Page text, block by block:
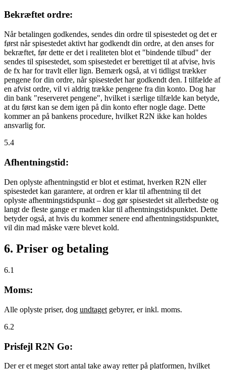
Bekræftet ordre:
Når betalingen godkendes, sendes din ordre til spisestedet og det er
først når spisestedet aktivt har godkendt din ordre, at den anses for
bekræftet, før dette er det i realiteten blot et "bindende tilbud" der
sendes til spisestedet, som spisestedet er berettiget til at afvise, hvis
de fx har for travlt eller lign. Bemærk også, at vi tidligst trækker
pengene for din ordre, når spisestedet har godkendt den. I tilfælde af
en afvist ordre, vil vi aldrig trække pengene fra din konto. Dog har
din bank "reserveret pengene", hvilket i særlige tilfælde kan betyde,
at du først kan se dem igen på din konto efter nogle dage. Dette
kommer an på bankens procedure, hvilket R2N ikke kan holdes
ansvarlig for.
5.4
Afhentningstid:
Den oplyste afhentningstid er blot et estimat, hverken R2N eller
spisestedet kan garantere, at ordren er klar til afhentning til det
oplyste afhentningstidspunkt – dog gør spisestedet sit allerbedste og
langt de fleste gange er maden klar til afhentningstidspunktet. Dette
betyder også, at hvis du kommer senere end afhentningstidspunktet,
vil din mad måske være blevet kold.
6. Priser og betaling
6.1
Moms:
Alle oplyste priser, dog undtaget gebyrer, er inkl. moms.
6.2
Prisfejl R2N Go:
Der er et meget stort antal take away retter på platformen, hvilket